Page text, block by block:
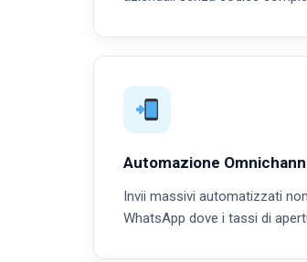
Automazione
Invii massivi automatizzati
WhatsApp dove i tassi di